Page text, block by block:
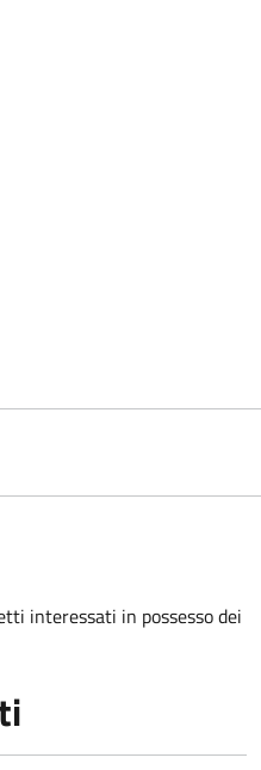
interessati in possesso dei